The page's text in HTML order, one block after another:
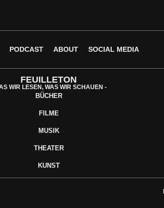
PODCAST ABOUT SOCIAL MEDIA
FEUILLETON
WIR LESEN, WAS WIR SCHAUEN -
BÜCHER
FILME
MUSIK
THEATER
KUNST